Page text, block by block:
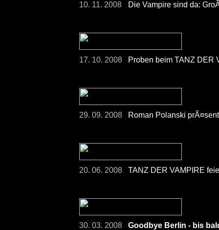
10. 11. 2008 Die Vampire sind da:
17. 10. 2008 Proben beim TANZ DER
29. 09. 2008 Roman Polanski
20. 06. 2008 TANZ DER VAMPIRE
30. 03. 2008
Goodbye Berlin - bis